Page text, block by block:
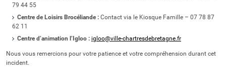
79 44 55
Centre de Loisirs Brocéliande : Contact via le Kiosque Famille – 07 78 87
62 11
Centre d’animation l’Igloo : igloo@ville-chartresdebretagne.fr
Nous vous remercions pour votre patience et votre compréhension durant cet
incident.